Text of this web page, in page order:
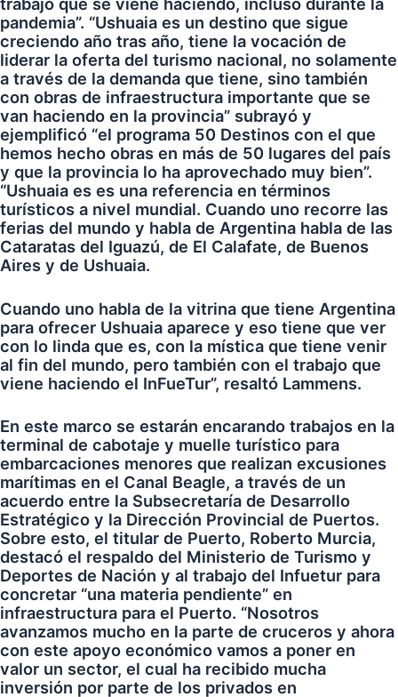
pandemia”. “Ushuaia es un destino que sigue
creciendo año tras año, tiene la vocación de
liderar la oferta del turismo nacional, no solamente
a través de la demanda que tiene, sino también
con obras de infraestructura importante que se
van haciendo en la provincia” subrayó y
ejemplificó “el programa 50 Destinos con el que
hemos hecho obras en más de 50 lugares del país
y que la provincia lo ha aprovechado muy bien”.
“Ushuaia es es una referencia en términos
turísticos a nivel mundial. Cuando uno recorre las
ferias del mundo y habla de Argentina habla de las
Cataratas del Iguazú, de El Calafate, de Buenos
Aires y de Ushuaia.
Cuando uno habla de la vitrina que tiene Argentina
para ofrecer Ushuaia aparece y eso tiene que ver
con lo linda que es, con la mística que tiene venir
al fin del mundo, pero también con el trabajo que
viene haciendo el InFueTur”, resaltó Lammens.
En este marco se estarán encarando trabajos en la
terminal de cabotaje y muelle turístico para
embarcaciones menores que realizan excusiones
marítimas en el Canal Beagle, a través de un
acuerdo entre la Subsecretaría de Desarrollo
Estratégico y la Dirección Provincial de Puertos.
Sobre esto, el titular de Puerto, Roberto Murcia,
destacó el respaldo del Ministerio de Turismo y
Deportes de Nación y al trabajo del Infuetur para
concretar “una materia pendiente” en
infraestructura para el Puerto. “Nosotros
avanzamos mucho en la parte de cruceros y ahora
con este apoyo económico vamos a poner en
valor un sector, el cual ha recibido mucha
inversión por parte de los privados en